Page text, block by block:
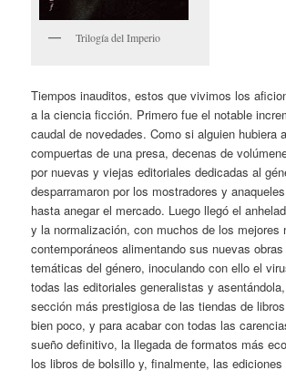
Trilogía del Imperio
Tiempos inauditos, estos que vivimos los
a la ciencia ficción. Primero fue el notable
caudal de novedades. Como si alguien hubiera
compuertas de una presa, decenas de
por nuevas y viejas editoriales dedicadas al
desparramaron por los mostradores y
hasta anegar el mercado. Luego llegó el
y la normalización, con muchos de los mejores
contemporáneos alimentando sus nuevas
temáticas del género, inoculando con ello el
todas las editoriales generalistas y
sección más prestigiosa de las tiendas de
bien poco, y para acabar con todas las
sueño definitivo, la llegada de formatos más
los libros de bolsillo y, finalmente, las